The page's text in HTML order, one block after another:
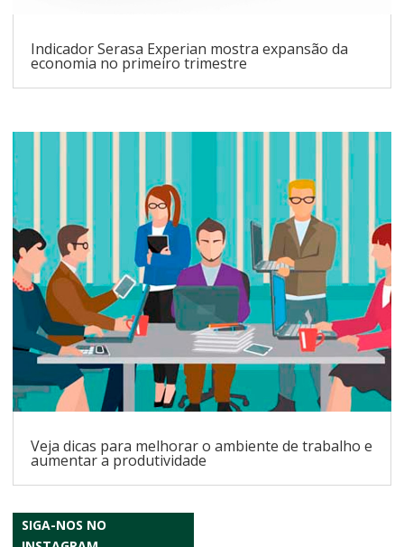
Indicador Serasa Experian mostra expansão da
economia no primeiro trimestre
Veja dicas para melhorar o ambiente de trabalho e
aumentar a produtividade
SIGA-NOS NO